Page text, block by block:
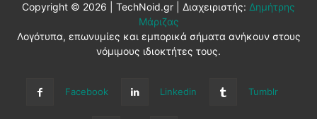
Copyright © 2026 | TechNoid.gr | Διαχειριστής: Δημήτρης
Μάριζας
Λογότυπα, επωνυμίες και εμπορικά σήματα ανήκουν στους
νόμιμους ιδιοκτήτες τους.
Facebook Linkedin Tumblr